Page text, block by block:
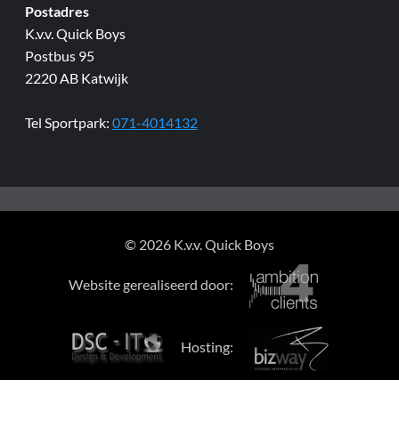
Postadres
K.v.v. Quick Boys
Postbus 95
2220 AB Katwijk
Tel Sportpark: 071-4014132
© 2026 K.v.v. Quick Boys
Website gerealiseerd door:
Hosting: